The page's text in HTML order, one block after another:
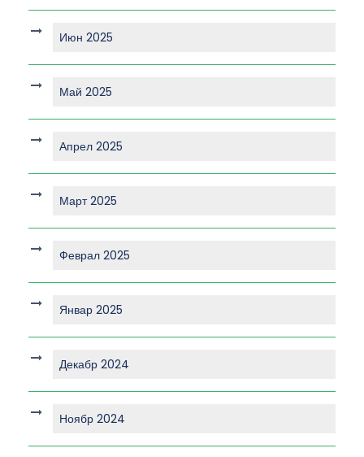
Июн 2025
Май 2025
Апрел 2025
Март 2025
Феврал 2025
Январ 2025
Декабр 2024
Ноябр 2024